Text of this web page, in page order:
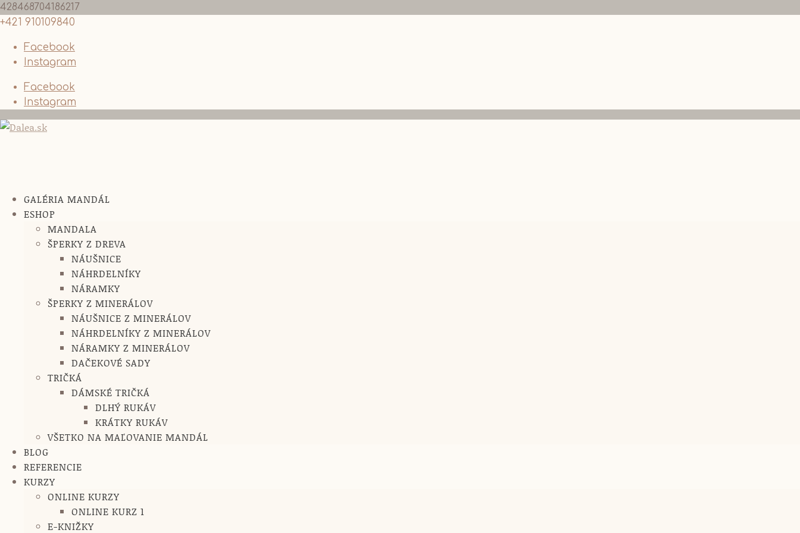
428468704186217
+421 910109840
Facebook
Instagram
Facebook
Instagram
GALÉRIA MANDÁL
ESHOP
MANDALA
ŠPERKY Z DREVA
NÁUŠNICE
NÁHRDELNÍKY
NÁRAMKY
ŠPERKY Z MINERÁLOV
NÁUŠNICE Z MINERÁLOV
NÁHRDELNÍKY Z MINERÁLOV
NÁRAMKY Z MINERÁLOV
DAČEKOVÉ SADY
TRIČKÁ
DÁMSKÉ TRIČKÁ
DLHÝ RUKÁV
KRÁTKY RUKÁV
VŠETKO NA MAĽOVANIE MANDÁL
BLOG
REFERENCIE
KURZY
ONLINE KURZY
ONLINE KURZ 1
E-KNIŽKY